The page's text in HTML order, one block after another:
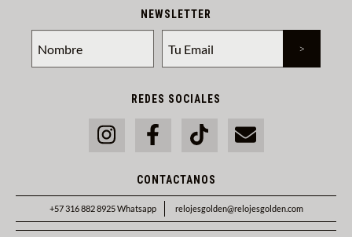
NEWSLETTER
REDES SOCIALES
CONTACTANOS
+57 316 882 8925 Whatsapp relojesgolden@relojesgolden.com